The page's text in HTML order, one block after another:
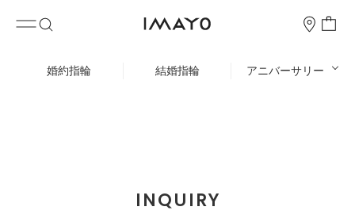
婚約指輪 結婚指輪 アニバーサリー
INQUIRY